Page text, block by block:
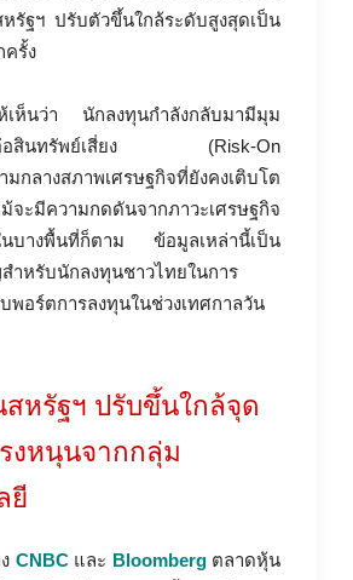
รัฐฯ ปรับตัวขึ้นใกล้ระดับสูงสุดเป็น
รั้ง
ห้เห็นว่า นักลงทุนกำลังกลับมามีมุม
ต่อสินทรัพย์เสี่ยง (Risk-On
กลางสภาพเศรษฐกิจที่ยังคงเติบโต
ม้จะมีความกดดันจากภาวะเศรษฐกิจ
นบางพื้นที่ก็ตาม ข้อมูลเหล่านี้เป็น
ำหรับนักลงทุนชาวไทยในการ
พอร์ตการลงทุนในช่วงเทศกาลวัน
หรัฐฯ ปรับขึ้นใกล้จุด
งหนุนจากกลุ่ม
ยี
CNBCและ Bloombergตลาดหุ้น